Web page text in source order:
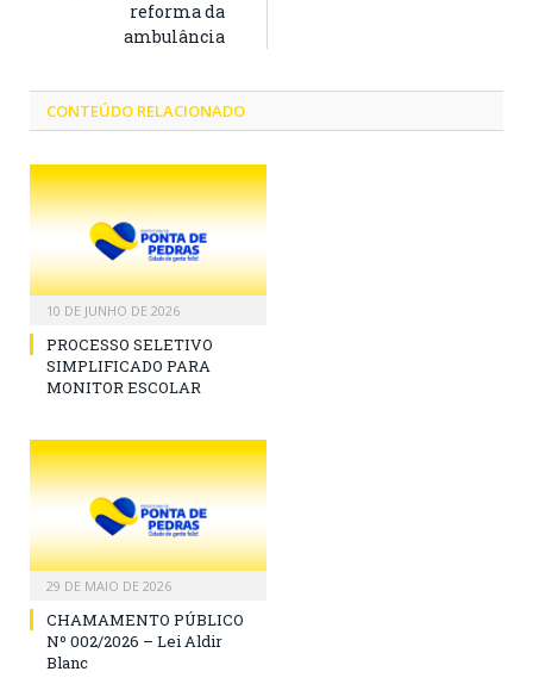
reforma da
ambulância
CONTEÚDO RELACIONADO
10 DE JUNHO DE 2026
PROCESSO SELETIVO
SIMPLIFICADO PARA
MONITOR ESCOLAR
29 DE MAIO DE 2026
CHAMAMENTO PÚBLICO
Nº 002/2026 – Lei Aldir
Blanc